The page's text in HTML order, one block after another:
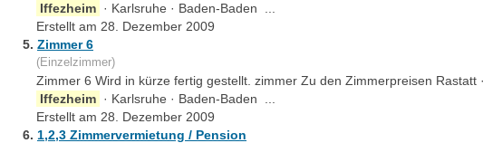
Iffezheim · Karlsruhe · Baden-Baden ...
Erstellt am 28. Dezember 2009
5. Zimmer 6
(Einzelzimmer)
Zimmer 6 Wird in kürze fertig gestellt. zimmer Zu den Zimmerpreisen Rastatt ·
Iffezheim · Karlsruhe · Baden-Baden ...
Erstellt am 28. Dezember 2009
6. 1,2,3 Zimmervermietung / Pension